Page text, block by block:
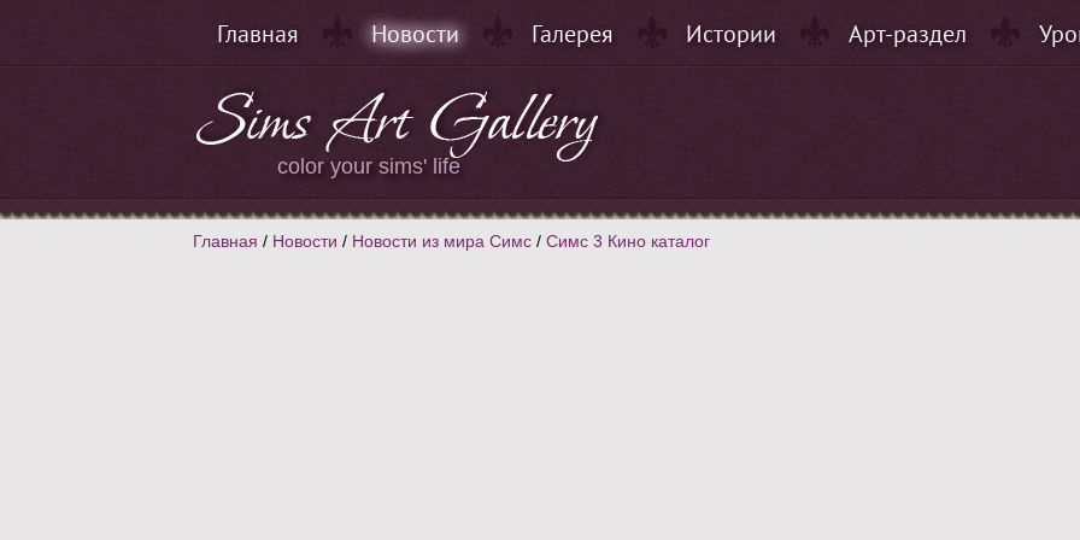
Главная Новости Галерея Истории Арт-раздел
color your sims' life
Главная / Новости / Новости из мира Симс / Симс 3 Кино каталог